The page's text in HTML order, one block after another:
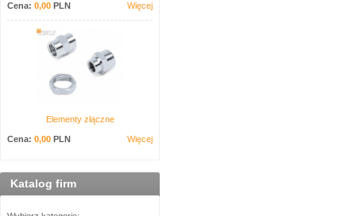
Cena: 0,00 PLN Więcej
Elementy złączne
Cena: 0,00 PLN Więcej
Katalog firm